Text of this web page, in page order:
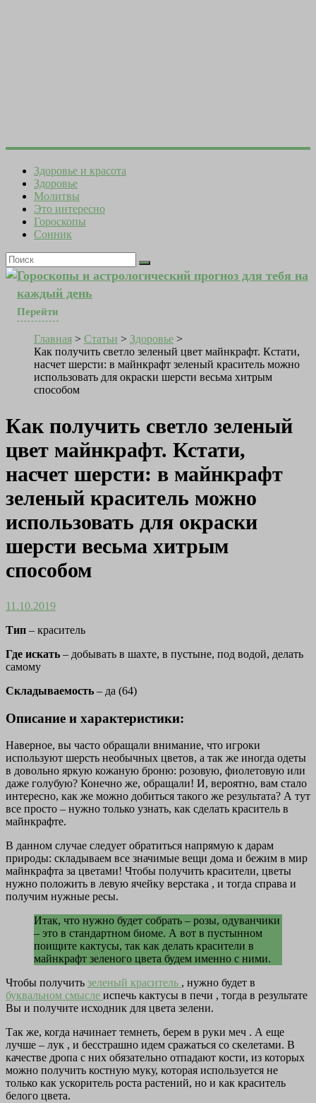
Здоровье и красота
Здоровье
Молитвы
Это интересно
Гороскопы
Сонник
Гороскопы и астрологический прогноз для тебя на
каждый день
Перейти
Главная > Статьи > Здоровье >
Как получить светло зеленый цвет майнкрафт. Кстати,
насчет шерсти: в майнкрафт зеленый краситель можно
использовать для окраски шерсти весьма хитрым
способом
Как получить светло зеленый
цвет майнкрафт. Кстати,
насчет шерсти: в майнкрафт
зеленый краситель можно
использовать для окраски
шерсти весьма хитрым
способом
11.10.2019
Тип – краситель
Где искать – добывать в шахте, в пустыне, под водой, делать
самому
Складываемость – да (64)
Описание и характеристики:
Наверное, вы часто обращали внимание, что игроки
используют шерсть необычных цветов, а так же иногда одеты
в довольно яркую кожаную броню: розовую, фиолетовую или
даже голубую? Конечно же, обращали! И, вероятно, вам стало
интересно, как же можно добиться такого же результата? А тут
все просто – нужно только узнать, как сделать краситель в
майнкрафте.
В данном случае следует обратиться напрямую к дарам
природы: складываем все значимые вещи дома и бежим в мир
майнкрафта за цветами! Чтобы получить красители, цветы
нужно положить в левую ячейку верстака , и тогда справа и
получим нужные ресы.
Итак, что нужно будет собрать – розы, одуванчики
– это в стандартном биоме. А вот в пустынном
поищите кактусы, так как делать красители в
майнкрафт зеленого цвета будем именно с ними.
Чтобы получить зеленый краситель , нужно будет в
буквальном смысле испечь кактусы в печи , тогда в результате
Вы и получите исходник для цвета зелени.
Так же, когда начинает темнеть, берем в руки меч . А еще
лучше – лук , и бесстрашно идем сражаться со скелетами. В
качестве дропа с них обязательно отпадают кости, из которых
можно получить костную муку, которая используется не
только как ускоритель роста растений, но и как краситель
белого цвета.